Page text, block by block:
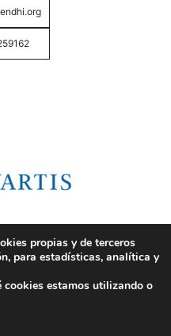
de Enfermos
propias y de terceros
para estadísticas, analítica y
cookies estamos utilizando o